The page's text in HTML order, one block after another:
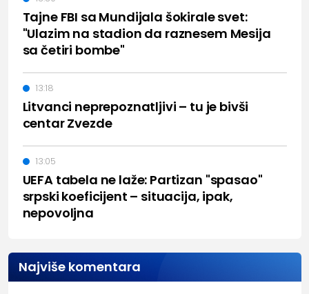
Tajne FBI sa Mundijala šokirale svet:
"Ulazim na stadion da raznesem Mesija
sa četiri bombe"
Litvanci neprepoznatljivi – tu je bivši
centar Zvezde
13:18
UEFA tabela ne laže: Partizan "spasao"
srpski koeficijent – situacija, ipak,
nepovoljna
13:05
Najviše komentara